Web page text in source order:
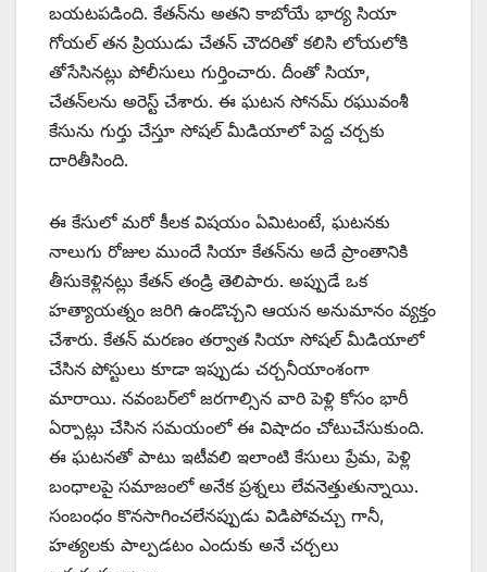
బయటపడింది. కేతన్‌ను అతని కాబోయే భార్య సియా
గోయల్ తన ప్రియుడు చేతన్ చౌదరితో కలిసి లోయలోకి
తోసేసినట్లు పోలీసులు గుర్తించారు. దీంతో సియా,
చేతన్‌లను అరెస్ట్ చేశారు. ఈ ఘటన సోనమ్ రఘువంశీ
కేసును గుర్తు చేస్తూ సోషల్ మీడియాలో పెద్ద చర్చకు
దారితీసింది.
ఈ కేసులో మరో కీలక విషయం ఏమిటంటే, ఘటనకు
నాలుగు రోజుల ముందే సియా కేతన్‌ను అదే ప్రాంతానికి
తీసుకెళ్లినట్లు కేతన్ తండ్రి తెలిపారు. అప్పుడే ఒక
హత్యాయత్నం జరిగి ఉండొచ్చని ఆయన అనుమానం వ్యక్తం
చేశారు. కేతన్ మరణం తర్వాత సియా సోషల్ మీడియాలో
చేసిన పోస్టులు కూడా ఇప్పుడు చర్చనీయాంశంగా
మారాయి. నవంబర్‌లో జరగాల్సిన వారి పెళ్లి కోసం భారీ
ఏర్పాట్లు చేసిన సమయంలో ఈ విషాదం చోటుచేసుకుంది.
ఈ ఘటనతో పాటు ఇటీవలి ఇలాంటి కేసులు ప్రేమ, పెళ్లి
బంధాలపై సమాజంలో అనేక ప్రశ్నలు లేవనెత్తుతున్నాయి.
సంబంధం కొనసాగించలేనప్పుడు విడిపోవచ్చు గానీ,
హత్యలకు పాల్పడటం ఎందుకు అనే చర్చలు